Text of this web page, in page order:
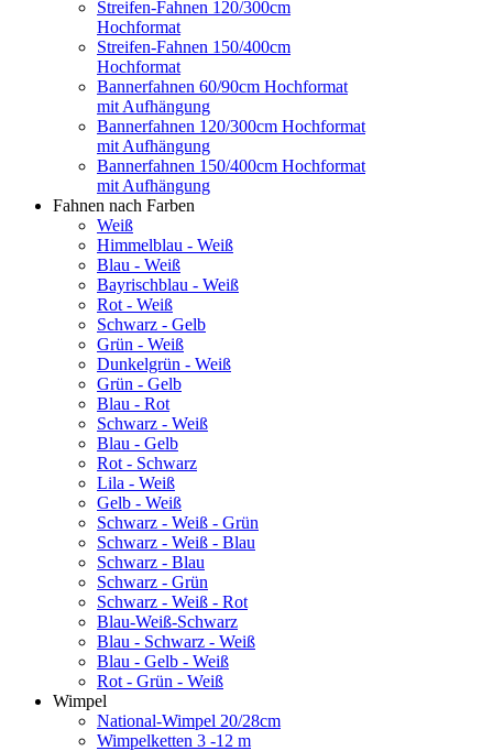
Streifen-Fahnen 120/300cm
Hochformat
Streifen-Fahnen 150/400cm
Hochformat
Bannerfahnen 60/90cm Hochformat
mit Aufhängung
Bannerfahnen 120/300cm Hochformat
mit Aufhängung
Bannerfahnen 150/400cm Hochformat
mit Aufhängung
Fahnen nach Farben
Weiß
Himmelblau - Weiß
Blau - Weiß
Bayrischblau - Weiß
Rot - Weiß
Schwarz - Gelb
Grün - Weiß
Dunkelgrün - Weiß
Grün - Gelb
Blau - Rot
Schwarz - Weiß
Blau - Gelb
Rot - Schwarz
Lila - Weiß
Gelb - Weiß
Schwarz - Weiß - Grün
Schwarz - Weiß - Blau
Schwarz - Blau
Schwarz - Grün
Schwarz - Weiß - Rot
Blau-Weiß-Schwarz
Blau - Schwarz - Weiß
Blau - Gelb - Weiß
Rot - Grün - Weiß
Wimpel
National-Wimpel 20/28cm
Wimpelketten 3 -12 m